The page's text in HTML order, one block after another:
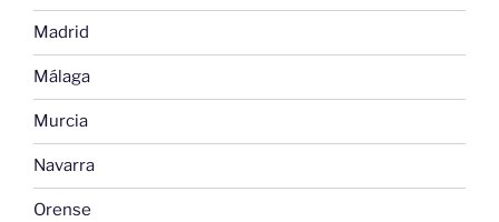
Madrid
Málaga
Murcia
Navarra
Orense